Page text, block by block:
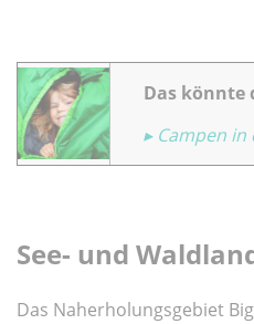
Das könnte
▸ Campen
See- und
Das Naherholungsgebiet